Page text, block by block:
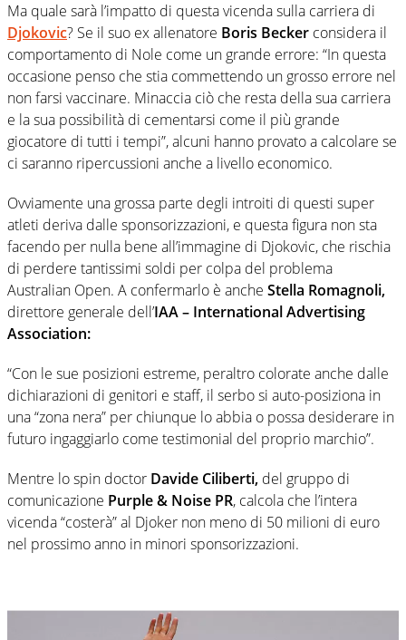
Ma quale sarà l’impatto di questa vicenda sulla carriera di
Djokovic? Se il suo ex allenatore Boris Becker considera il
comportamento di Nole come un grande errore: “In questa
occasione penso che stia commettendo un grosso errore nel
non farsi vaccinare. Minaccia ciò che resta della sua carriera
e la sua possibilità di cementarsi come il più grande
giocatore di tutti i tempi”, alcuni hanno provato a calcolare se
ci saranno ripercussioni anche a livello economico.
Ovviamente una grossa parte degli introiti di questi super
atleti deriva dalle sponsorizzazioni, e questa figura non sta
facendo per nulla bene all’immagine di Djokovic, che rischia
di perdere tantissimi soldi per colpa del problema
Australian Open. A confermarlo è anche Stella Romagnoli,
direttore generale dell’IAA – International Advertising
Association:
“Con le sue posizioni estreme, peraltro colorate anche dalle
dichiarazioni di genitori e staff, il serbo si auto-posiziona in
una “zona nera” per chiunque lo abbia o possa desiderare in
futuro ingaggiarlo come testimonial del proprio marchio”.
Mentre lo spin doctor Davide Ciliberti, del gruppo di
comunicazione Purple & Noise PR, calcola che l’intera
vicenda “costerà” al Djoker non meno di 50 milioni di euro
nel prossimo anno in minori sponsorizzazioni.